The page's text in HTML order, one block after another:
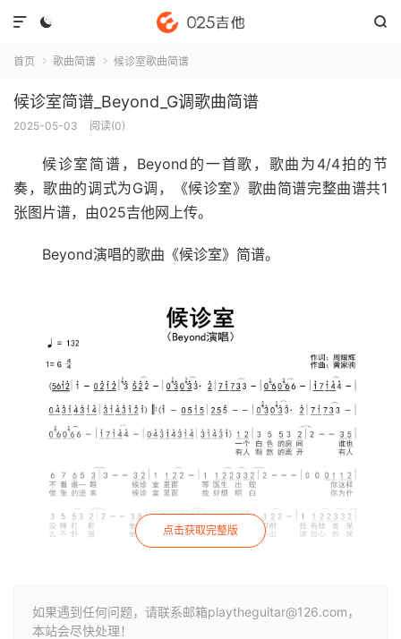
 

首页  歌曲简谱  候诊室歌曲简谱
候诊室简谱_Beyond_G调歌曲简谱
2025-05-03 阅读(0)
候诊室简谱 ，Beyond的一首歌，歌曲为4/4拍的节
奏，歌曲的调式为G调，《候诊室》歌曲简谱完整曲谱共1
张图片谱，由025吉他网上传。
Beyond演唱的歌曲《候诊室》简谱。
点击获取完整版
如果遇到任何问题，请联系邮箱playtheguitar@126.com，
本站会尽快处理！